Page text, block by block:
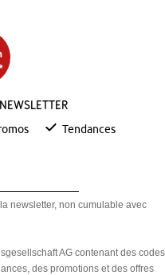
newsletter
Tendances
newsletter, non cumulable avec
AG contenant des codes
des promotions et des offres